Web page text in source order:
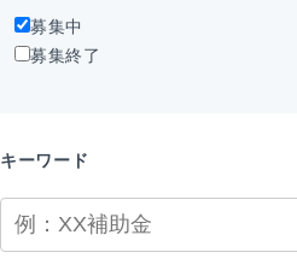
募集中
募集終了
キーワード